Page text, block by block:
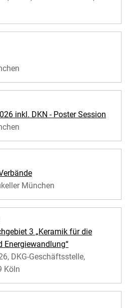
inkl. DKN - Poster Session
München
3 „Keramik für die
Energiewandlung“
DKG-Geschäftsstelle,
Köln